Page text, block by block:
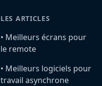
LES ARTICLES
•️ Meilleurs écrans pour
le remote
•️ Meilleurs logiciels pour
travail asynchrone